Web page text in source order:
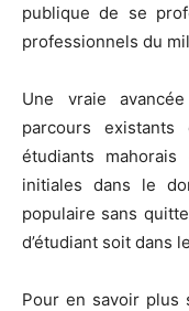
publique de se
professionnels du
Une vraie
parcours
étudiants
initiales dans le
populaire sans
d’étudiant soit dans
Pour en savoir plus